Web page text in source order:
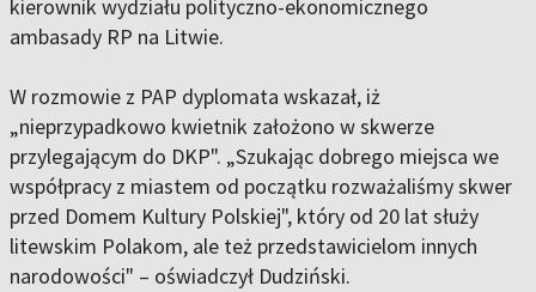
kierownik wydziału polityczno-ekonomicznego
ambasady RP na Litwie.
W rozmowie z PAP dyplomata wskazał, iż
„nieprzypadkowo kwietnik założono w skwerze
przylegającym do DKP". „Szukając dobrego miejsca we
współpracy z miastem od początku rozważaliśmy skwer
przed Domem Kultury Polskiej", który od 20 lat służy
litewskim Polakom, ale też przedstawicielom innych
narodowości" – oświadczył Dudziński.